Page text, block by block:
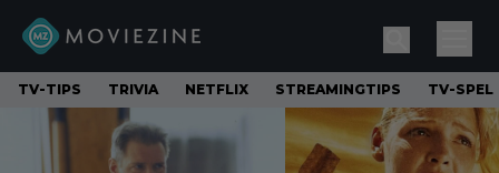
TV-TIPS TRIVIA NETFLIX STREAMINGTIPS TV-SPEL